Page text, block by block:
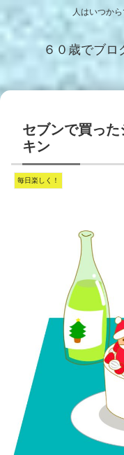
人はいつか
６０歳でブロ
セブンで買っ
キン
毎日楽しく！